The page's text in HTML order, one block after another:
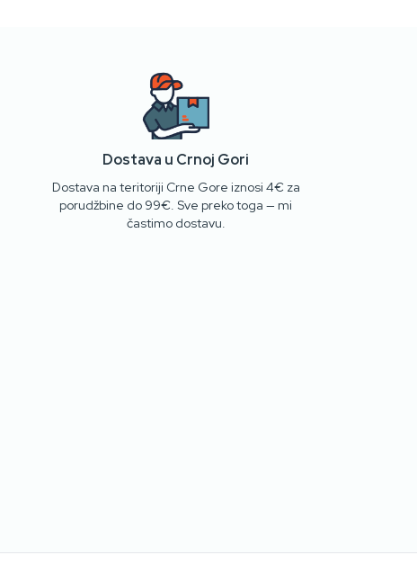
OSTANITE POVEZANI SA DUŠOM
JADRANA
Više od uspomena — otkrijte ljude, mjesta i komade koji inspirišu
Dostava u Crnoj Gori
Dostava na teritoriji Crne Gore iznosi 4€ za
porudžbine do 99€. Sve preko toga — mi
častimo dostavu.